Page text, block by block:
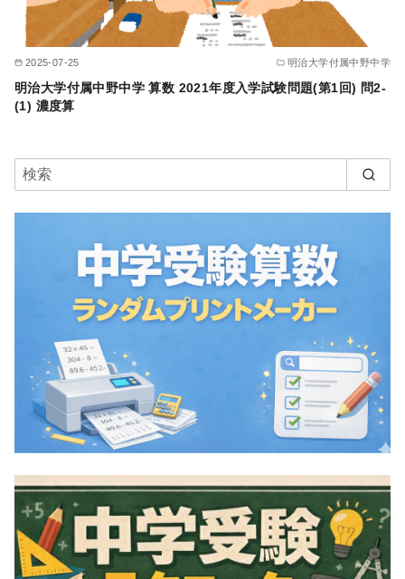
2025-07-25 明治大学付属中野中学
明治大学付属中野中学 算数 2021年度入学試験問題(第1回) 問2-
(1) 濃度算